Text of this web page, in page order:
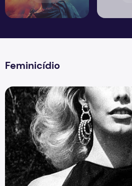
Feminicídio
Histórias interrompidas: o grito